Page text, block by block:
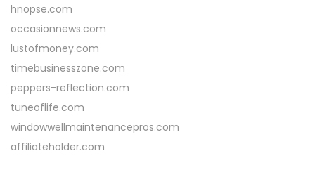
hnopse.com
occasionnews.com
lustofmoney.com
timebusinesszone.com
peppers-reflection.com
tuneoflife.com
windowwellmaintenancepros.com
affiliateholder.com